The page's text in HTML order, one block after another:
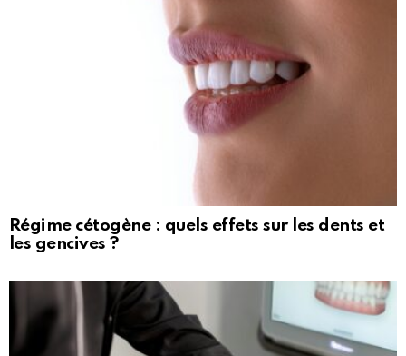
Régime cétogène : quels effets sur les dents et
les gencives ?